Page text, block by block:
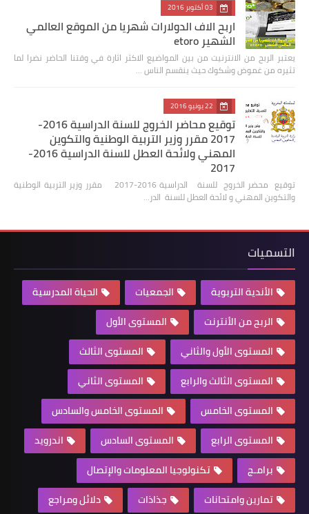
03 أكتوبر 2016
اربح الاف الدولارات شهريا من الموقع العالمي
الشهير etoro
يعتبر الربح من الانترنيت من بين المواضيع الاكثر اثارة في وقتنا الحاضر نضرا لما
تثيره من غموض وشكوك حيث ينقسم الناس …
22 يونيو 2016
توقيع محاضر الخروج للسنة الدراسية 2016-
2017 مقرر وزير التربية الوطنية والتكوين
المهني ولائحة العطل للسنة الدراسية 2016-
2017
توقيع محضر الخروج للسنة الدراسية 2016-2017 مقرر وزير التربية الوطنية
والتكوين المهني و لائحة العطل للسنة الدر…
التسميات
الأندية التربوية الجمعيات
الحياة المدرسية
الربح من الأنترنت
المستوى الأول
المستوى الأول والثاني
المستوى الثالث
المستوى الثالث والرابع
المستوى الثاني
المستوى الخامس
المستوى الخامس والسادس
المستوى الرابع
المستوى السادس
اندرويد
برامـج
تكنولوجيا المعلومات والإتصال
تمارين وامتحانات
جذاذات
دلائل ومراجع